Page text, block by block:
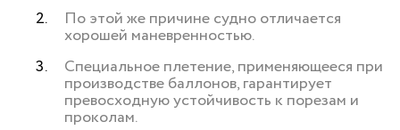
По этой же причине судно отличается
хорошей маневренностью.
Специальное плетение, применяющееся при
производстве баллонов, гарантирует
превосходную устойчивость к порезам и
проколам.